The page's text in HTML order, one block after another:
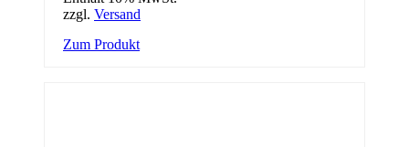
zzgl. Versand
Zum Produkt